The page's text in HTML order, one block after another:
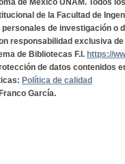
de México UNAM. Todos
de la Facultad de
de investigación o
responsabilidad exclusiva
de Bibliotecas F.I. https://
de datos contenidos
Política de calidad
García.